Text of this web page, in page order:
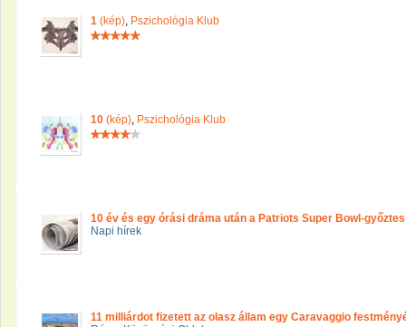
1 (kép), Pszichológia Klub
10 (kép), Pszichológia Klub
10 év és egy órási dráma után a Patriots Super Bowl-győztes
Napi hírek
11 milliárdot fizetett az olasz állam egy Caravaggio